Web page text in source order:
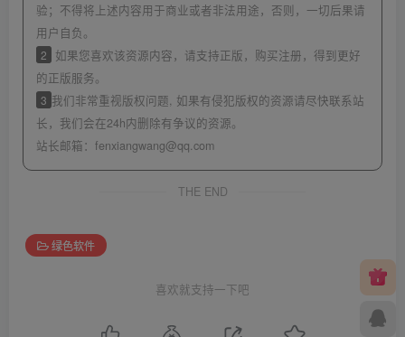
验；不得将上述内容用于商业或者非法用途，否则，一切后果请
用户自负。
2
如果您喜欢该资源内容，请支持正版，购买注册，得到更好
的正版服务。
3 我们非常重视版权问题, 如果有侵犯版权的资源请尽快联系站
长，我们会在24h内删除有争议的资源。
站长邮箱： fenxiangwang@qq.com
THE END
绿色软件
喜欢就支持一下吧